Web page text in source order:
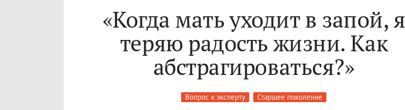
«Когда мать уходит в запой, я
теряю радость жизни. Как
абстрагироваться?»
Вопрос к эксперту Старшее поколение